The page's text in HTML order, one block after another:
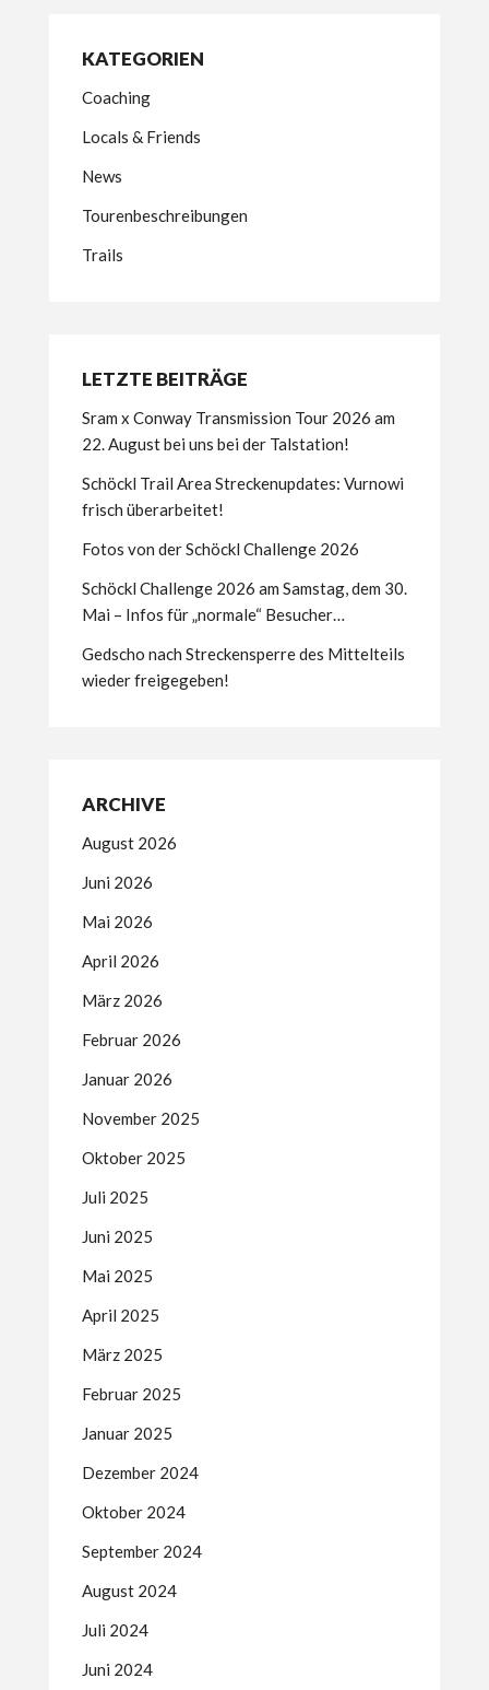
KATEGORIEN
Coaching
Locals & Friends
News
Tourenbeschreibungen
Trails
LETZTE BEITRÄGE
Sram x Conway Transmission Tour 2026 am
22. August bei uns bei der Talstation!
Schöckl Trail Area Streckenupdates: Vurnowi
frisch überarbeitet!
Fotos von der Schöckl Challenge 2026
Schöckl Challenge 2026 am Samstag, dem 30.
Mai – Infos für „normale“ Besucher…
Gedscho nach Streckensperre des Mittelteils
wieder freigegeben!
ARCHIVE
August 2026
Juni 2026
Mai 2026
April 2026
März 2026
Februar 2026
Januar 2026
November 2025
Oktober 2025
Juli 2025
Juni 2025
Mai 2025
April 2025
März 2025
Februar 2025
Januar 2025
Dezember 2024
Oktober 2024
September 2024
August 2024
Juli 2024
Juni 2024